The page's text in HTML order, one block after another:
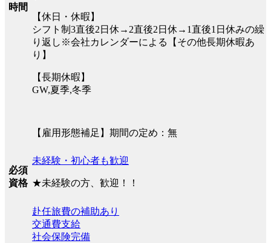
時間
【休日・休暇】
シフト制3直後2日休→2直後2日休→1直後1日休みの繰
り返し※会社カレンダーによる【その他長期休暇あ
り】
【長期休暇】
GW,夏季,冬季
【雇用形態補足】期間の定め：無
必須
資格
未経験・初心者も歓迎
★未経験の方、歓迎！！
赴任旅費の補助あり
交通費支給
社会保険完備